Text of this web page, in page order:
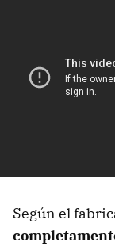
Según el